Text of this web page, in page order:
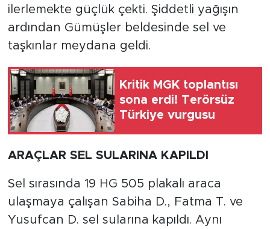
ilerlemekte güçlük çekti. Şiddetli yağışın
ardından Gümüşler beldesinde sel ve
taşkınlar meydana geldi.
Kritik MGK toplantısı
sona erdi! Terörsüz
Türkiye vurgusu
ARAÇLAR SEL SULARINA KAPILDI
Sel sırasında 19 HG 505 plakalı araca
ulaşmaya çalışan Sabiha D., Fatma T. ve
Yusufcan D. sel sularına kapıldı. Aynı